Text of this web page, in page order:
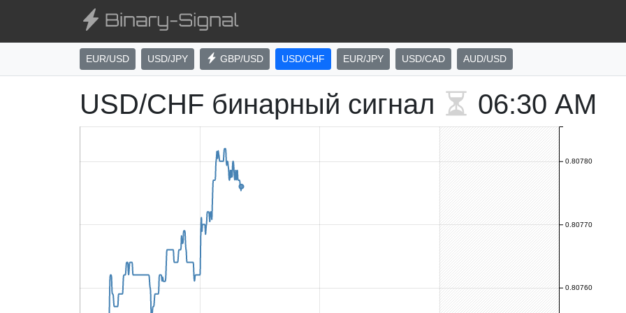
EUR/USD USD/JPY GBP/USD USD/CHF EUR/JPY USD/CAD AUD/USD
USD/CHF бинарный сигнал 06:30 AM
0.80760
0.80770
0.80780